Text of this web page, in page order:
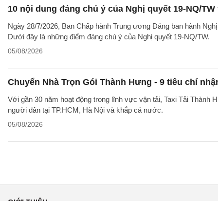
10 nội dung đáng chú ý của Nghị quyết 19-NQ/
Ngày 28/7/2026, Ban Chấp hành Trung ương Đảng ban hành
Dưới đây là những điểm đáng chú ý của Nghị quyết 19-NQ/TW.
05/08/2026
Chuyển Nhà Trọn Gói Thành Hưng - 9 tiêu chí
Với gần 30 năm hoạt động trong lĩnh vực vận tải, Taxi Tải Thành
người dân tại TP.HCM, Hà Nội và khắp cả nước.
05/08/2026